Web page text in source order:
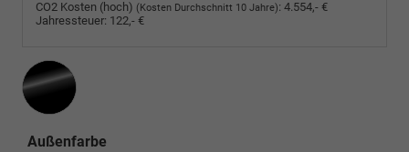
CO2 Kosten (hoch) (Kosten Durchschnitt 10 Jahre): 4.554,- €
Jahressteuer: 122,- €
Außenfarbe